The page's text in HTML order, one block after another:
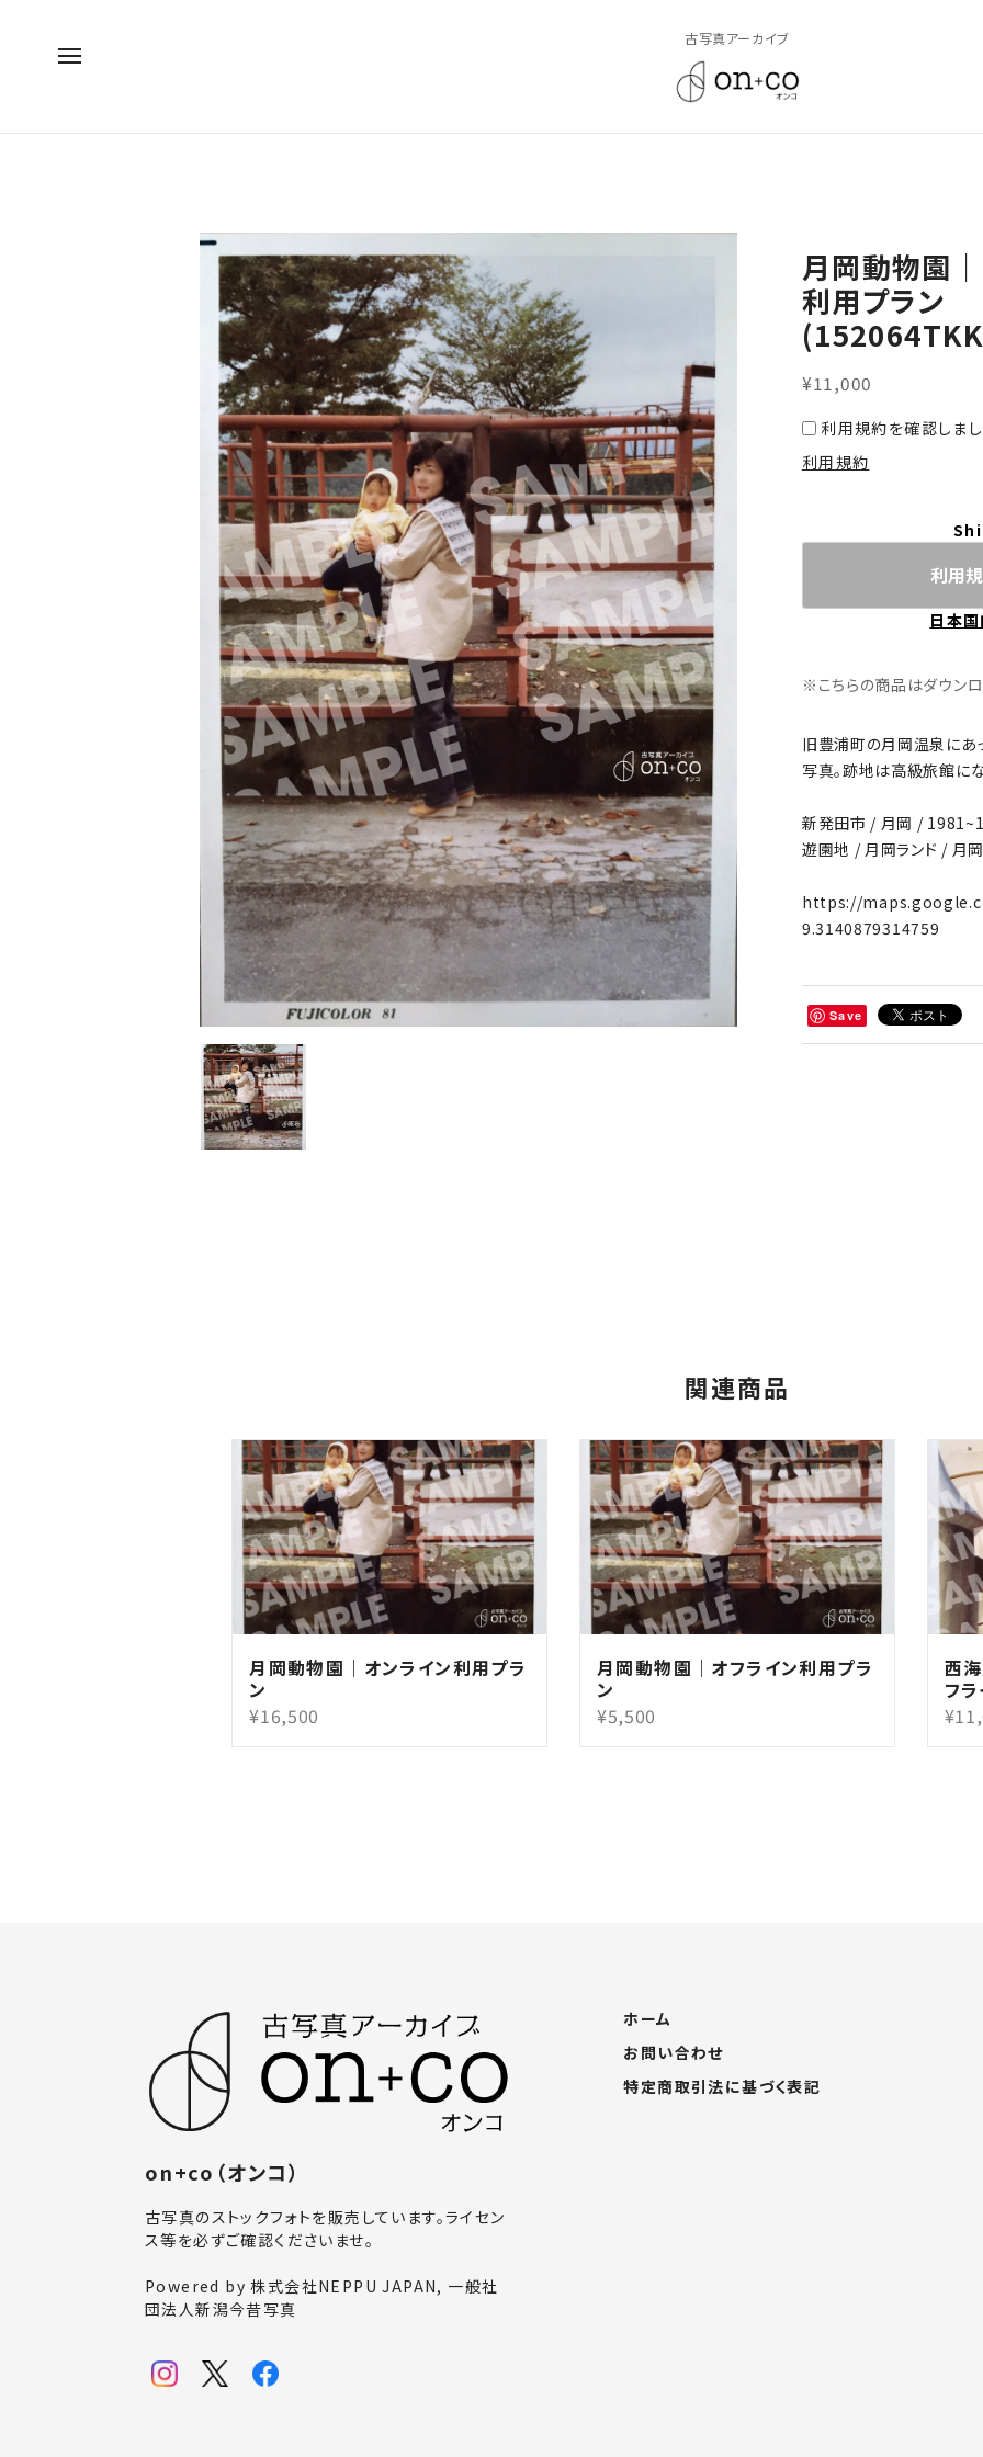
古写真アーカイブ
月岡動物園｜
利用プラン
¥11,000
利用規約を確認しま
利用規約
利用
日本
※こちらの商品はダウン
旧豊浦町の月岡温泉にあ
写真。跡地は高級旅館にな
新発田市 / 月岡 /
遊園地 / 月岡ランド / 月
https://
9.3140879314759
Save
関連商品
月岡動物園｜オンライン利用プラ
ン
¥16,500
月岡動物園｜オフライン利用プラ
ン
¥5,500
西
フ
on+co（オンコ）
古写真のストックフォトを販売しています。ライセン
ス等を必ずご確認くださいませ。
Powered by 株式会社NEPPU JAPAN, 一般社
団法人新潟今昔写真
ホーム
お問い合わせ
特定商取引法に基づく表記